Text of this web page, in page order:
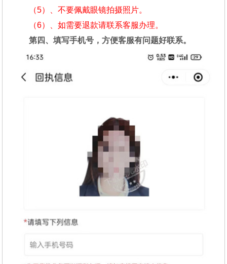
（5）、不要佩戴眼镜拍摄照片。
（6）、如需要退款请联系客服办理。
第四、填写手机号，方便客服有问题好联系。